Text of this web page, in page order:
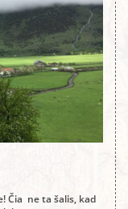
Čia ne ta šalis, kad